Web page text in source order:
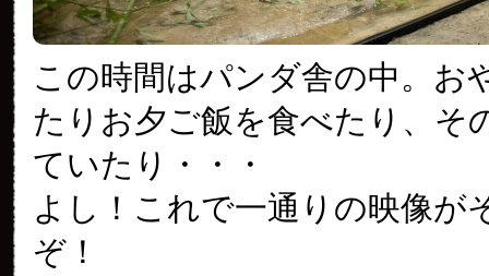
この時間はパンダ舎の中。お
たりお夕ご飯を食べたり、そ
ていたり・・・
よし！これで一通りの映像が
ぞ！